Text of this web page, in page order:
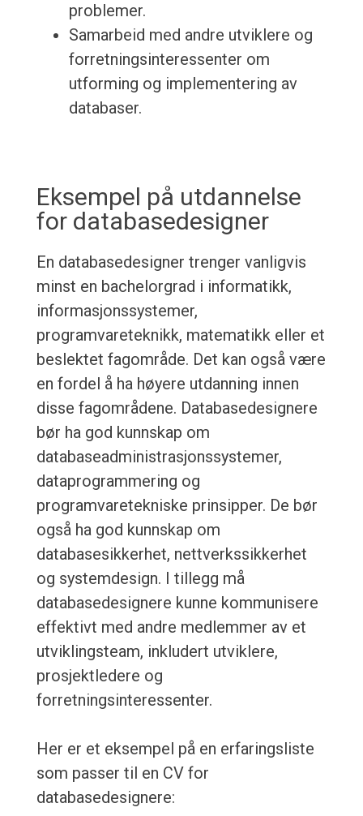
problemer.
Samarbeid med andre utviklere og
forretningsinteressenter om
utforming og implementering av
databaser.
Eksempel på utdannelse
for databasedesigner
En databasedesigner trenger vanligvis
minst en bachelorgrad i informatikk,
informasjonssystemer,
programvareteknikk, matematikk eller et
beslektet fagområde. Det kan også være
en fordel å ha høyere utdanning innen
disse fagområdene. Databasedesignere
bør ha god kunnskap om
databaseadministrasjonssystemer,
dataprogrammering og
programvaretekniske prinsipper. De bør
også ha god kunnskap om
databasesikkerhet, nettverkssikkerhet
og systemdesign. I tillegg må
databasedesignere kunne kommunisere
effektivt med andre medlemmer av et
utviklingsteam, inkludert utviklere,
prosjektledere og
forretningsinteressenter.
Her er et eksempel på en erfaringsliste
som passer til en CV for
databasedesignere: